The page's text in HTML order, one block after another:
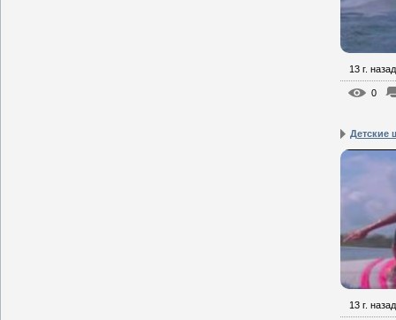
13 г. назад
0
Детские
13 г. назад